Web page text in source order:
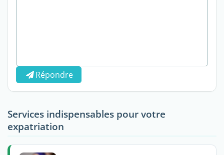
Répondre
Services indispensables pour votre
expatriation